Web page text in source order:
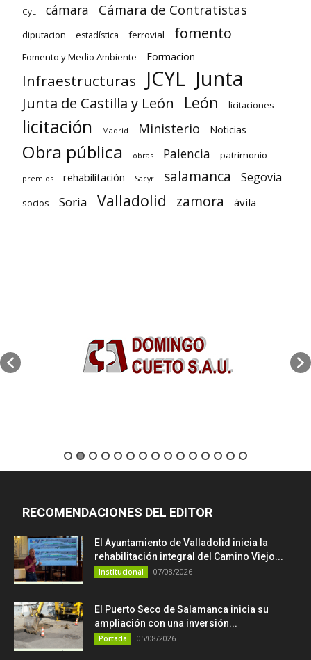
CyL cámara Cámara de Contratistas
diputacion estadística ferrovial fomento
Fomento y Medio Ambiente Formacion
Infraestructuras JCYL Junta
Junta de Castilla y León León licitaciones
licitación Madrid Ministerio Noticias
Obra pública obras Palencia patrimonio
premios rehabilitación Sacyr salamanca Segovia
socios Soria Valladolid zamora ávila
RECOMENDACIONES DEL EDITOR
El Ayuntamiento de Valladolid inicia la
rehabilitación integral del Camino Viejo...
Institucional 07/08/2026
El Puerto Seco de Salamanca inicia su
ampliación con una inversión...
Portada 05/08/2026